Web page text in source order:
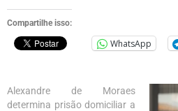
Compartilhe isso:
WhatsApp
Alexandre de Moraes
determina prisão domiciliar a